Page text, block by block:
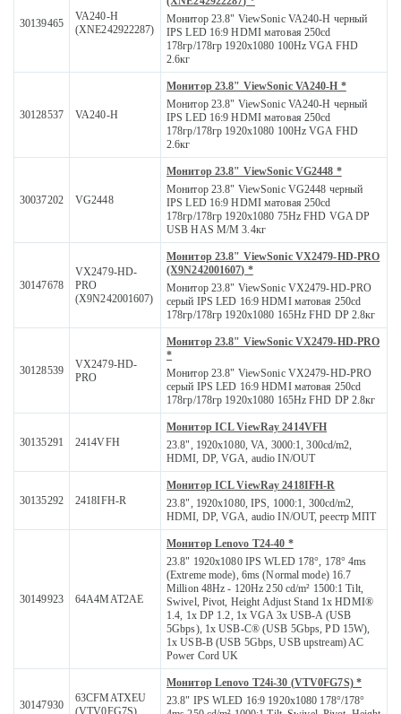
30139465
VA240-H
(XNE242922287)
Монитор 23.8" ViewSonic VA240-H черный
IPS LED 16:9 HDMI матовая 250cd
178гр/178гр 1920x1080 100Hz VGA FHD
2.6кг
30128537 VA240-H
Монитор 23.8" ViewSonic VA240-H *
Монитор 23.8" ViewSonic VA240-H черный
IPS LED 16:9 HDMI матовая 250cd
178гр/178гр 1920x1080 100Hz VGA FHD
2.6кг
30037202 VG2448
Монитор 23.8" ViewSonic VG2448 *
Монитор 23.8" ViewSonic VG2448 черный
IPS LED 16:9 HDMI матовая 250cd
178гр/178гр 1920x1080 75Hz FHD VGA DP
USB HAS M/M 3.4кг
30147678
VX2479-HD-
PRO
(X9N242001607)
Монитор 23.8" ViewSonic VX2479-HD-PRO
(X9N242001607) *
Монитор 23.8" ViewSonic VX2479-HD-PRO
серый IPS LED 16:9 HDMI матовая 250cd
178гр/178гр 1920x1080 165Hz FHD DP 2.8кг
30128539
VX2479-HD-
PRO
Монитор 23.8" ViewSonic VX2479-HD-PRO
*
Монитор 23.8" ViewSonic VX2479-HD-PRO
серый IPS LED 16:9 HDMI матовая 250cd
178гр/178гр 1920x1080 165Hz FHD DP 2.8кг
30135291 2414VFH
Монитор ICL ViewRay 2414VFH
23.8", 1920x1080, VA, 3000:1, 300cd/m2,
HDMI, DP, VGA, audio IN/OUT
30135292 2418IFH-R
Монитор ICL ViewRay 2418IFH-R
23.8", 1920x1080, IPS, 1000:1, 300cd/m2,
HDMI, DP, VGA, audio IN/OUT, реестр МПТ
30149923 64A4MAT2AE
Монитор Lenovo T24-40 *
23.8" 1920x1080 IPS WLED 178°, 178° 4ms
(Extreme mode), 6ms (Normal mode) 16.7
Million 48Hz - 120Hz 250 cd/m² 1500:1 Tilt,
Swivel, Pivot, Height Adjust Stand 1x HDMI®
1.4, 1x DP 1.2, 1x VGA 3x USB-A (USB
5Gbps), 1x USB-C® (USB 5Gbps, PD 15W),
1x USB-B (USB 5Gbps, USB upstream) AC
Power Cord UK
30147930
63CFMATXEU
Монитор Lenovo T24i-30 (VTV0FG7S) *
23.8" IPS WLED 16:9 1920x1080 178°/178°